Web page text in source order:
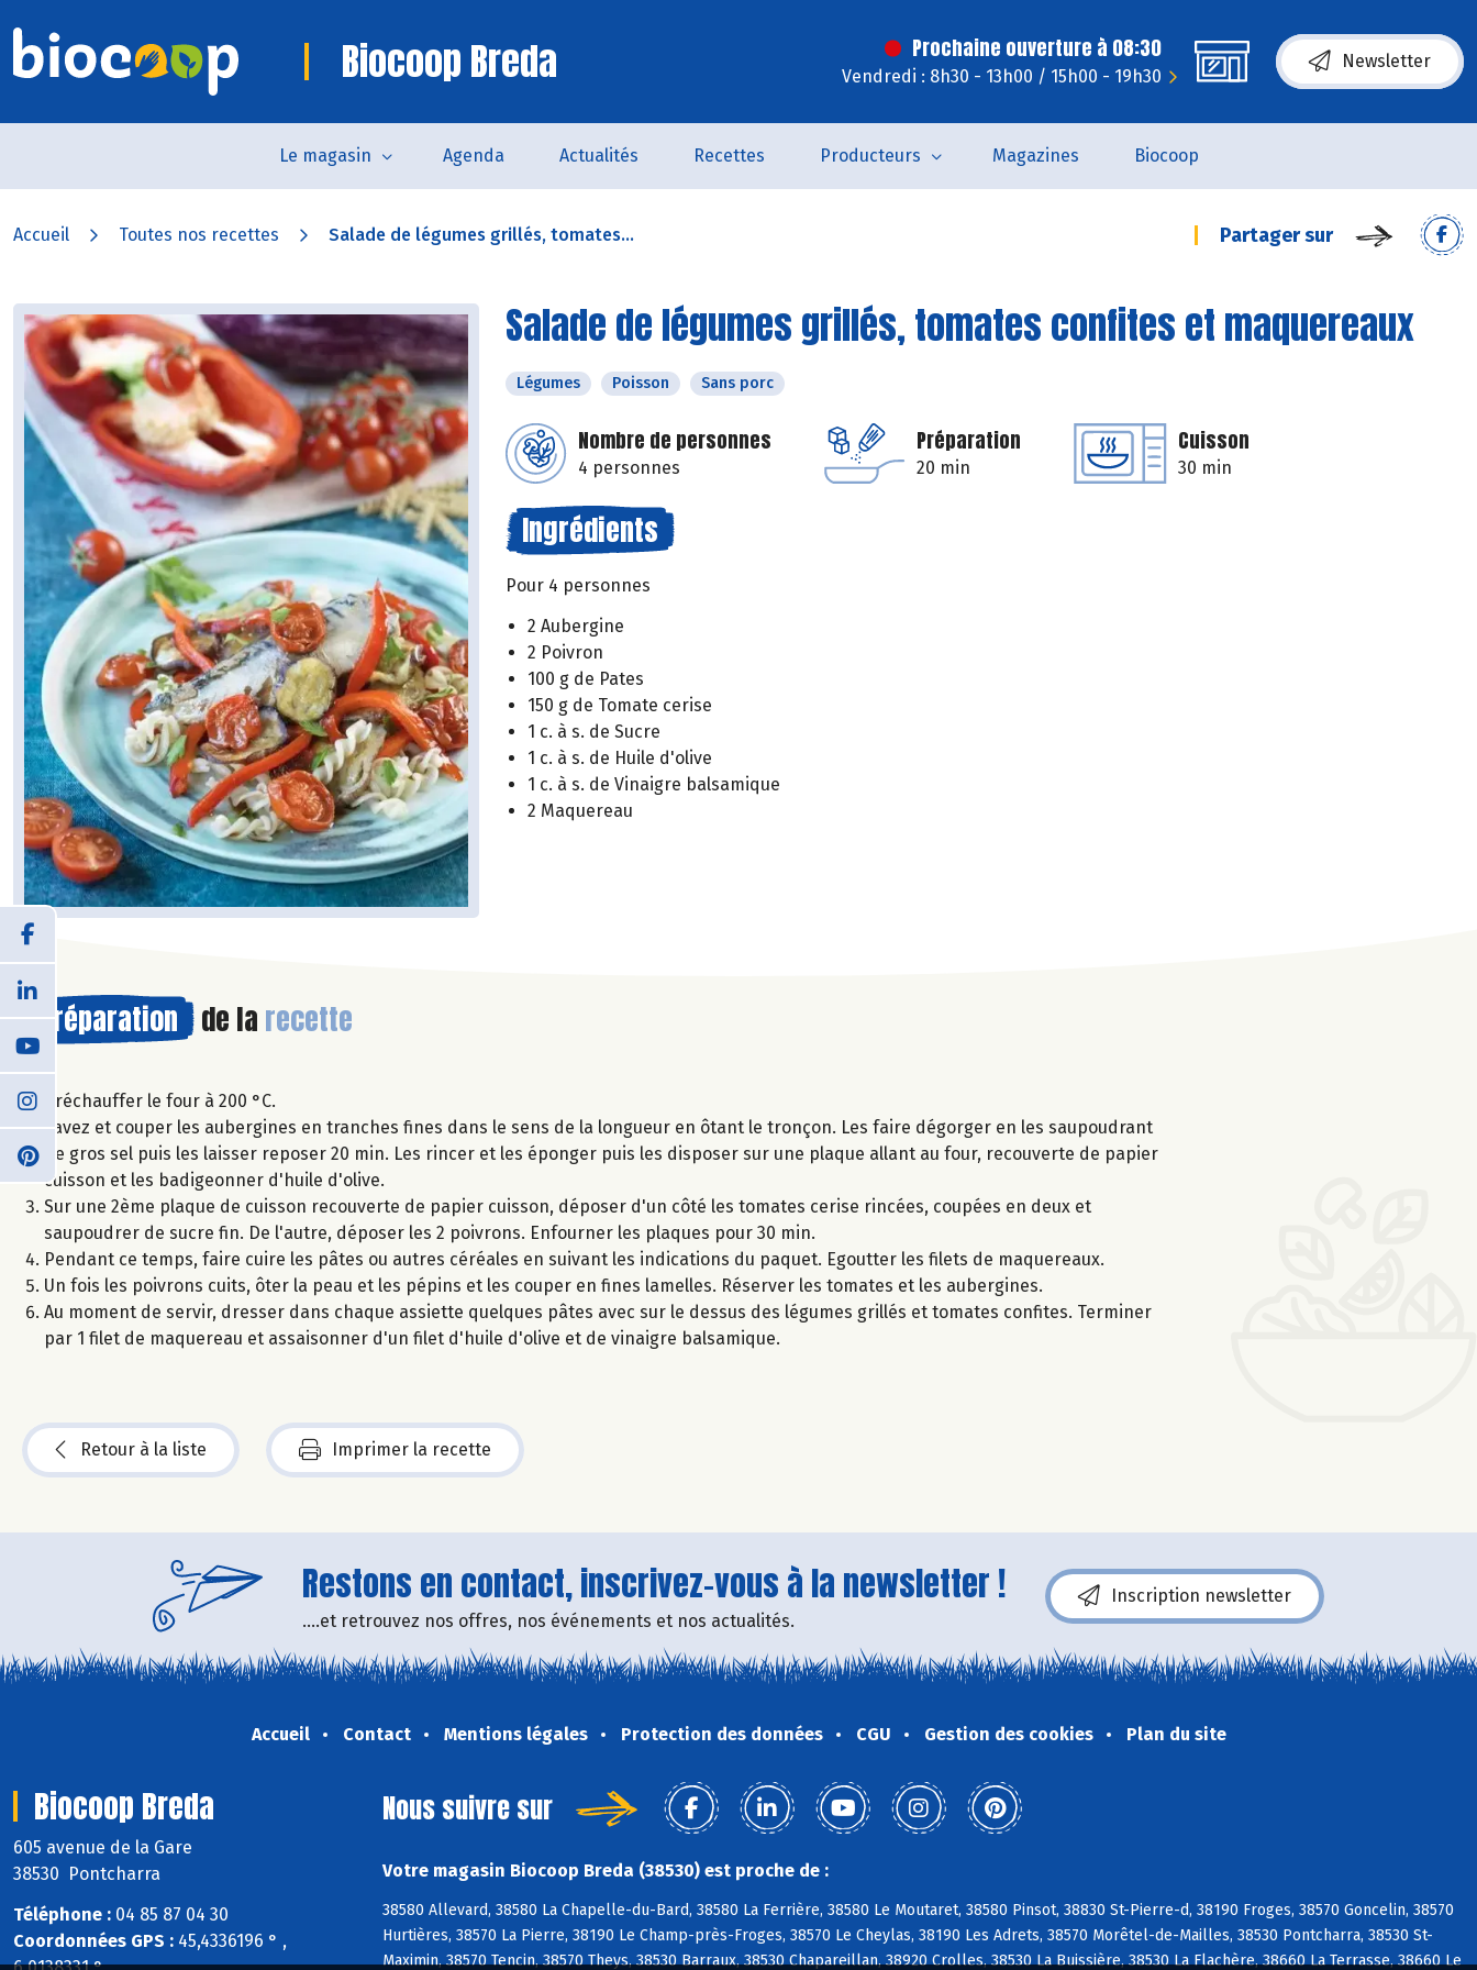
Biocoop Breda Prochaine ouverture à 08:30
Vendredi : 8h30 - 13h00 / 15h00 - 19h30
Newsletter
Le magasin Agenda Actualités Recettes Producteurs Magazines Biocoop
Accueil Toutes nos recettes Salade de légumes grillés, tomates... Partager sur
Salade de légumes grillés, tomates confites et maquereaux
Légumes Poisson Sans porc
Nombre de personnes
4 personnes
Préparation
20 min
Cuisson
30 min
Ingrédients
Pour 4 personnes
2 Aubergine
2 Poivron
100 g de Pates
150 g de Tomate cerise
1 c. à s. de Sucre
1 c. à s. de Huile d'olive
1 c. à s. de Vinaigre balsamique
2 Maquereau
Préparation de la recette
Préchauffer le four à 200 °C.
Lavez et couper les aubergines en tranches fines dans le sens de la longueur en ôtant le tronçon. Les faire dégorger en les saupoudrant
de gros sel puis les laisser reposer 20 min. Les rincer et les éponger puis les disposer sur une plaque allant au four, recouverte de papier
cuisson et les badigeonner d'huile d'olive.
Sur une 2ème plaque de cuisson recouverte de papier cuisson, déposer d'un côté les tomates cerise rincées, coupées en deux et
saupoudrer de sucre fin. De l'autre, déposer les 2 poivrons. Enfourner les plaques pour 30 min.
Pendant ce temps, faire cuire les pâtes ou autres céréales en suivant les indications du paquet. Egoutter les filets de maquereaux.
Un fois les poivrons cuits, ôter la peau et les pépins et les couper en fines lamelles. Réserver les tomates et les aubergines.
Au moment de servir, dresser dans chaque assiette quelques pâtes avec sur le dessus des légumes grillés et tomates confites. Terminer
par 1 filet de maquereau et assaisonner d'un filet d'huile d'olive et de vinaigre balsamique.
Retour à la liste Imprimer la recette
Restons en contact, inscrivez-vous à la newsletter !
....et retrouvez nos offres, nos événements et nos actualités.
Inscription newsletter
Accueil Contact Mentions légales Protection des données CGU Gestion des cookies Plan du site
Biocoop Breda
605 avenue de la Gare
38530 Pontcharra
Téléphone : 04 85 87 04 30
Coordonnées GPS : 45,4336196 ° ,
Nous suivre sur
Votre magasin Biocoop Breda (38530) est proche de :
38580 Allevard, 38580 La Chapelle-du-Bard, 38580 La Ferrière, 38580 Le Moutaret, 38580 Pinsot, 38830 St-Pierre-d, 38190 Froges, 38570 Goncelin, 38570
Hurtières, 38570 La Pierre, 38190 Le Champ-près-Froges, 38570 Le Cheylas, 38190 Les Adrets, 38570 Morêtel-de-Mailles, 38530 Pontcharra, 38530 St-
Maximin, 38570 Tencin, 38570 Theys, 38530 Barraux, 38530 Chapareillan, 38920 Crolles, 38530 La Buissière, 38530 La Flachère, 38660 La Terrasse, 38660 Le